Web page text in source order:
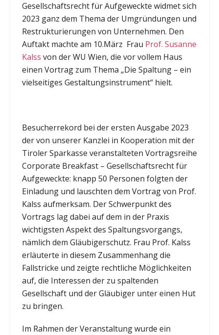
Gesellschaftsrecht für Aufgeweckte widmet sich
2023 ganz dem Thema der Umgründungen und
Restrukturierungen von Unternehmen. Den
Auftakt machte am 10.März Frau Prof. Susanne
Kalss von der WU Wien, die vor vollem Haus
einen Vortrag zum Thema „Die Spaltung – ein
vielseitiges Gestaltungsinstrument“ hielt.
Besucherrekord bei der ersten Ausgabe 2023
der von unserer Kanzlei in Kooperation mit der
Tiroler Sparkasse veranstalteten Vortragsreihe
Corporate Breakfast – Gesellschaftsrecht für
Aufgeweckte: knapp 50 Personen folgten der
Einladung und lauschten dem Vortrag von Prof.
Kalss aufmerksam. Der Schwerpunkt des
Vortrags lag dabei auf dem in der Praxis
wichtigsten Aspekt des Spaltungsvorgangs,
nämlich dem Gläubigerschutz. Frau Prof. Kalss
erläuterte in diesem Zusammenhang die
Fallstricke und zeigte rechtliche Möglichkeiten
auf, die Interessen der zu spaltenden
Gesellschaft und der Gläubiger unter einen Hut
zu bringen.
Im Rahmen der Veranstaltung wurde ein